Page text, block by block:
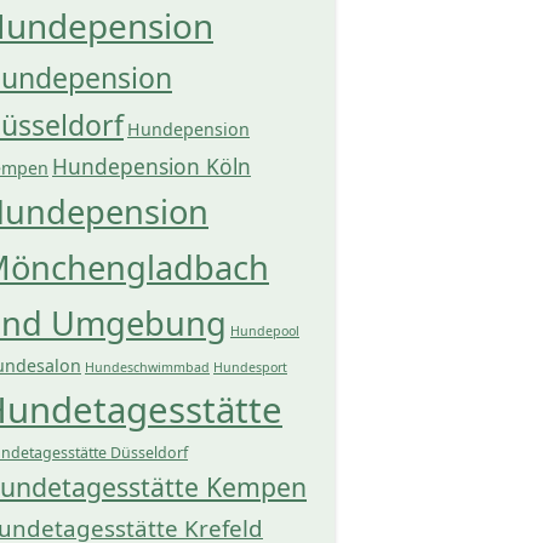
Hundepension
Hundepension Köln
Umgebung Hundepool
Hundeschwimmbad Hundesport
Düsseldorf
Kempen
Krefeld